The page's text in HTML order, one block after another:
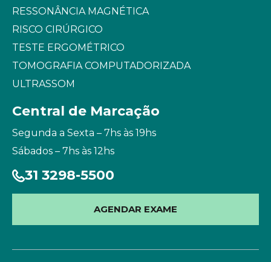
RESSONÂNCIA MAGNÉTICA
RISCO CIRÚRGICO
TESTE ERGOMÉTRICO
TOMOGRAFIA COMPUTADORIZADA
ULTRASSOM
Central de Marcação
Segunda a Sexta – 7hs às 19hs
Sábados – 7hs às 12hs
31 3298-5500
AGENDAR EXAME